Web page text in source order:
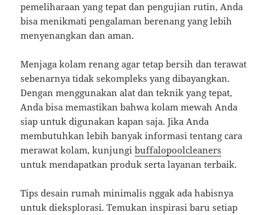
pemeliharaan yang tepat dan pengujian rutin, Anda
bisa menikmati pengalaman berenang yang lebih
menyenangkan dan aman.
Menjaga kolam renang agar tetap bersih dan terawat
sebenarnya tidak sekompleks yang dibayangkan.
Dengan menggunakan alat dan teknik yang tepat,
Anda bisa memastikan bahwa kolam mewah Anda
siap untuk digunakan kapan saja. Jika Anda
membutuhkan lebih banyak informasi tentang cara
merawat kolam, kunjungibuffalopoolcleaners
untuk mendapatkan produk serta layanan terbaik.
Tips desain rumah minimalis nggak ada habisnya
untuk dieksplorasi. Temukan inspirasi baru setiap